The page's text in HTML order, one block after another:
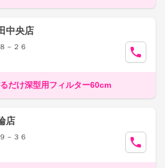
中央店
－２６
だけ深型用フィルター60cm
店
－３６